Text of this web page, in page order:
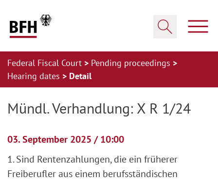
Federal Fiscal Court
Pending proceedings
Hearing dates
Detail
Mündl. Verhandlung: X R 1/24
03. September 2025 / 10:00
1. Sind Rentenzahlungen, die ein früherer
Freiberufler aus einem berufsständischen